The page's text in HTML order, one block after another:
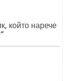
който нарече